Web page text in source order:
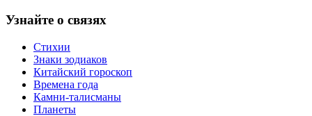
Узнайте о связях
Стихии
Знаки зодиаков
Китайский гороскоп
Времена года
Камни-талисманы
Планеты